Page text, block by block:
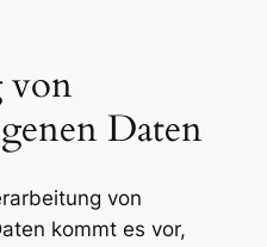
von
Daten
von
kommt es vor,